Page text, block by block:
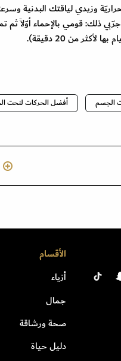
وزيدي لياقتك البدنية
من 20 دقيقة).
الجسم أفضل الحركات لنحت
الأقسام
أزياء
جمال
صحة ورشاقة
دليل حياة